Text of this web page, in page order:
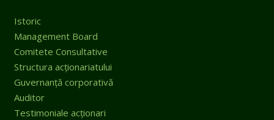
Istoric
Management Board
Comitete Consultative
Structura acționariatului
Guvernanță corporativă
Auditor
Testimoniale acționari